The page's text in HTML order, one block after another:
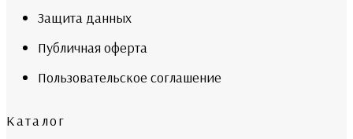
Защита данных
Публичная оферта
Пользовательское соглашение
Каталог